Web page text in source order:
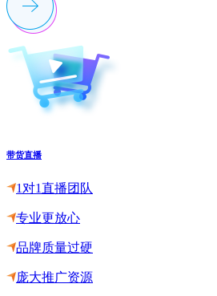
带货直播
1对1直播团队
专业更放心
品牌质量过硬
庞大推广资源